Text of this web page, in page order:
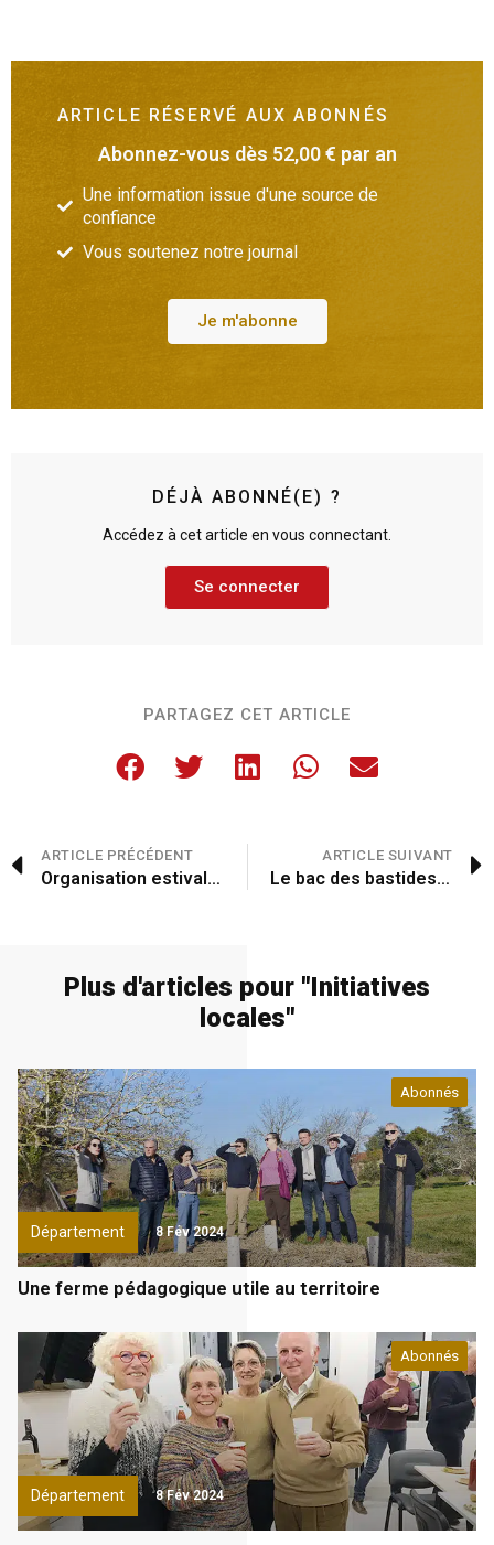
ARTICLE RÉSERVÉ AUX ABONNÉS
Abonnez-vous dès 52,00 € par an
Une information issue d'une source de
confiance
Vous soutenez notre journal
Je m'abonne
DÉJÀ ABONNÉ(E) ?
Accédez à cet article en vous connectant.
Se connecter
PARTAGEZ CET ARTICLE
ARTICLE PRÉCÉDENT
Organisation estivale des urgences
ARTICLE SUIVANT
Le bac des bastides embarque la population
Plus d'articles pour "Initiatives
locales"
Département
Abonnés
8 Fév 2024
Une ferme pédagogique utile au territoire
Département
Abonnés
8 Fév 2024